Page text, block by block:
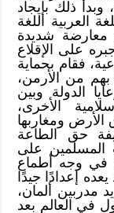
ذلك بإيجاد
العربية اللغة
معارضة شديدة
على الإقلاع
فقام بحماية
من الأرمن،
الدولة وبين
الأخرى،
ومغاربها
حق الطاعة
المسلمين على
في وجه أطماع
إعدادًا جيدًا
مدربين ألمان،
في العالم بعد